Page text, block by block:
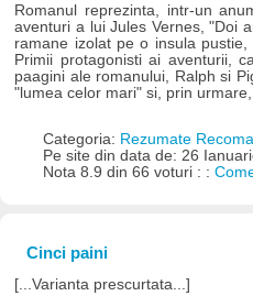
Romanul reprezinta, intr-un
aventuri a lui Jules Vernes, "Doi
ramane izolat pe o insula
Primii protagonisti ai aventurii,
paagini ale romanului, Ralph si
"lumea celor mari" si, prin
Categoria: Rezumate
Pe site din data de: 26
Nota 8.9 din 66 voturi : :
Cinci paini
[...Varianta prescurtata...]